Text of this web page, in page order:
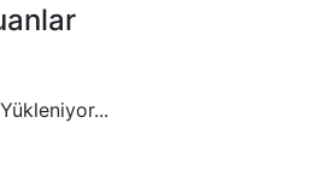
Yükleniyor...